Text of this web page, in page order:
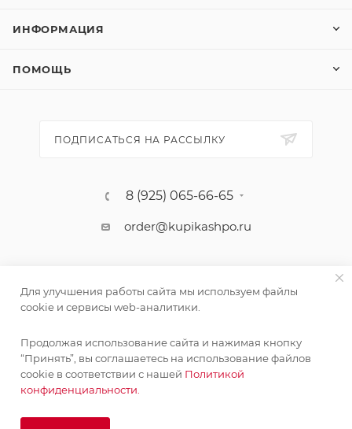
ИНФОРМАЦИЯ
ПОМОЩЬ
ПОДПИСАТЬСЯ НА РАССЫЛКУ
8 (925) 065-66-65
order@kupikashpo.ru
©КупиКашпо 2017-2026
Поставка живых растений осуществляется под заказ
сроком 3-4 недели с минимальной суммой заказа 10000
руб.!
Для улучшения работы сайта мы используем файлы
cookie и сервисы web-аналитики.
Продолжая использование сайта и нажимая кнопку
“Принять”, вы соглашаетесь на использование файлов
cookie в соответствии с нашей Политикой
конфиденциальности.